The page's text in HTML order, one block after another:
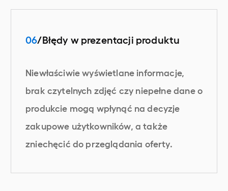
06/Błędy w prezentacji produktu
Niewłaściwie wyświetlane informacje,
brak czytelnych zdjęć czy niepełne dane o
produkcie mogą wpłynąć na decyzje
zakupowe użytkowników, a także
zniechęcić do przeglądania oferty.